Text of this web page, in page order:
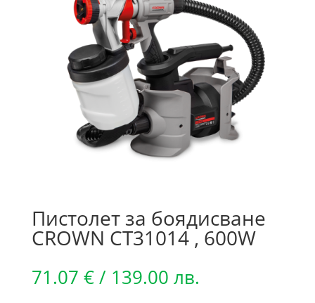
Пистолет за боядисване
CROWN CT31014 , 600W
71.07 €/ 139.00 лв.